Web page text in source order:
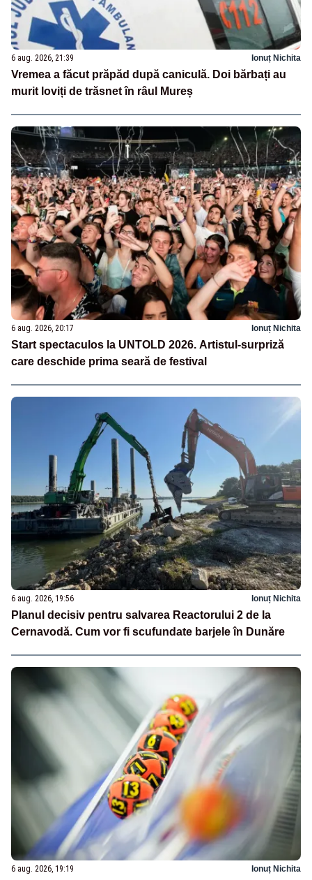
6 aug. 2026, 21:39 Ionuț Nichita
Vremea a făcut prăpăd după caniculă. Doi bărbați au
murit loviți de trăsnet în râul Mureș
6 aug. 2026, 20:17 Ionuț Nichita
Start spectaculos la UNTOLD 2026. Artistul-surpriză
care deschide prima seară de festival
6 aug. 2026, 19:56 Ionuț Nichita
Planul decisiv pentru salvarea Reactorului 2 de la
Cernavodă. Cum vor fi scufundate barjele în Dunăre
6 aug. 2026, 19:19 Ionuț Nichita